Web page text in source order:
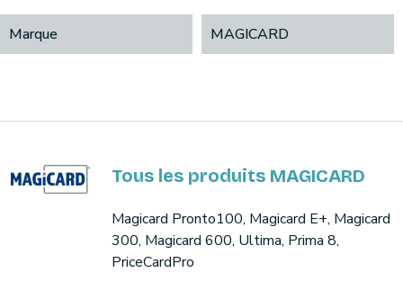
Marque MAGICARD
Tous les produits MAGICARD
Magicard Pronto100, Magicard E+, Magicard
300, Magicard 600, Ultima, Prima 8,
PriceCardPro